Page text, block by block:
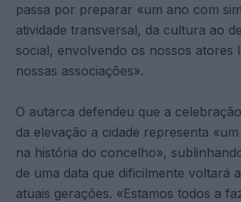
passa por preparar «um ano com
atividade transversal, da cultura ao
social, envolvendo os nossos atores
nossas associações».
O autarca defendeu que a
da elevação a cidade representa
na história do concelho»,
de uma data que dificilmente voltará
atuais gerações. «Estamos todos a